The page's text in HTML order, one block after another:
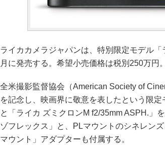
ライカカメラジャパンは、特別限定モデル
月に発売する。希望小売価格は税別250万円。
全米撮影監督協会（American Society of
を記念し、映画界に敬意を表したという限定
と「ライカ ズミクロンM f2/35mm ASPH.」
ゾフレックス」と、PLマウントのシネレン
マウント」アダプターも付属する。